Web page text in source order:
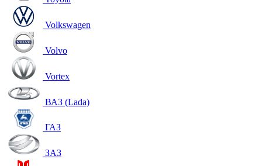
Volkswagen
Volvo
Vortex
ВАЗ (Lada)
ГАЗ
ЗАЗ